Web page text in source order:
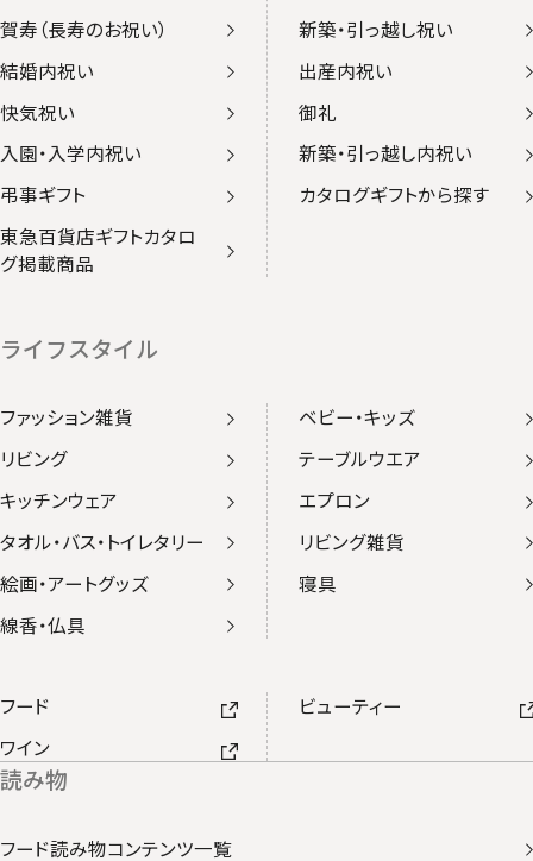
賀寿（長寿のお祝い）
新築・引っ越し祝い
結婚内祝い
出産内祝い
快気祝い
御礼
入園・入学内祝い
新築・引っ越し内祝い
弔事ギフト
カタログギフトから探す
東急百貨店ギフトカタロ
グ掲載商品
ライフスタイル
ファッション雑貨
ベビー・キッズ
リビング
テーブルウエア
キッチンウェア
エプロン
タオル・バス・トイレタリー
リビング雑貨
絵画・アートグッズ
寝具
線香・仏具
フード
ビューティー
ワイン
読み物
フード読み物コンテンツ一覧